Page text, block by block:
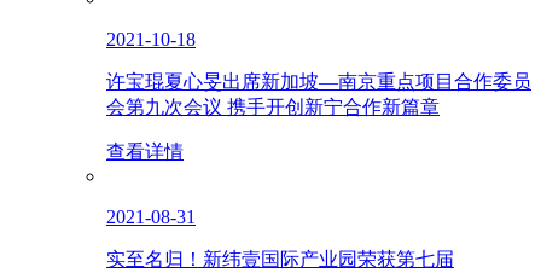
2021-10-18
许宝琨夏心旻出席新加坡—南京重点项目合作委员
会第九次会议 携手开创新宁合作新篇章
查看详情
2021-08-31
实至名归！新纬壹国际产业园荣获第七届